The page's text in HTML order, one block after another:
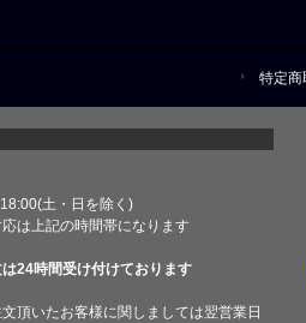
特定商
土・日を除く)
は上記の時間帯になります
24時間受け付けております
頂いたお客様に関しましては翌営業日